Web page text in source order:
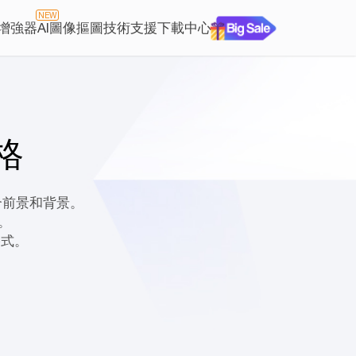
強器
NEW
AI圖像摳圖技術支援下載中心
景和背景。
。